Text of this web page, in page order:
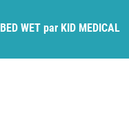
BED WET par KID MEDICAL